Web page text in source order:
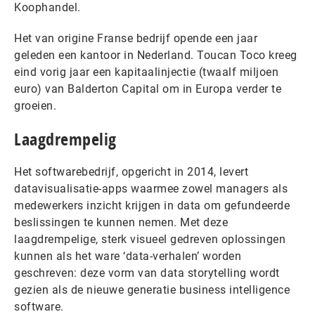
Koophandel.
Het van origine Franse bedrijf opende een jaar
geleden een kantoor in Nederland. Toucan Toco kreeg
eind vorig jaar een kapitaalinjectie (twaalf miljoen
euro) van Balderton Capital om in Europa verder te
groeien.
Laagdrempelig
Het softwarebedrijf, opgericht in 2014, levert
datavisualisatie-apps waarmee zowel managers als
medewerkers inzicht krijgen in data om gefundeerde
beslissingen te kunnen nemen. Met deze
laagdrempelige, sterk visueel gedreven oplossingen
kunnen als het ware ‘data-verhalen’ worden
geschreven: deze vorm van data storytelling wordt
gezien als de nieuwe generatie business intelligence
software.